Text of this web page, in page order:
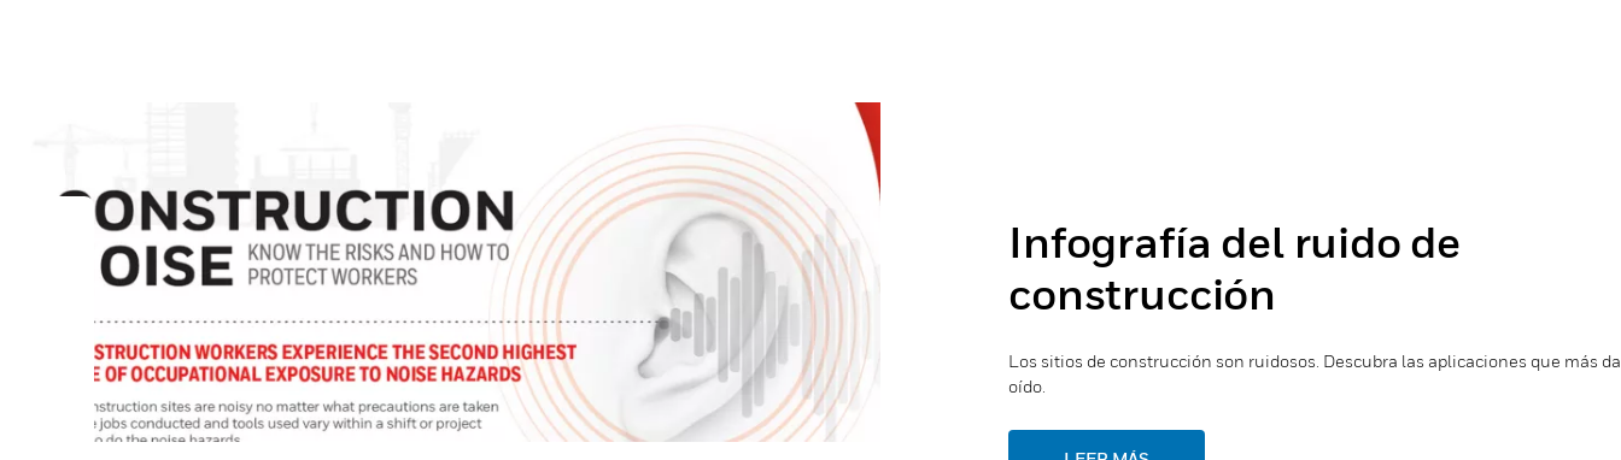
Infografía del ruido de
construcción
Los sitios de construcción son ruidosos. Descubra las aplicaciones que más
oído.